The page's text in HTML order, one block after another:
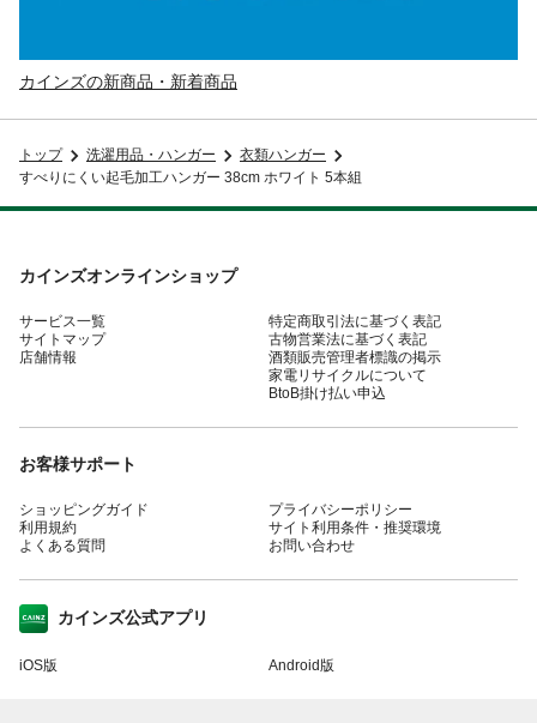
カインズの新商品・新着商品
トップ 洗濯用品・ハンガー
衣類ハンガー
すべりにくい起毛加工ハンガー 38cm ホワイト 5本組
カインズオンラインショップ
サービス一覧
サイトマップ
店舗情報
特定商取引法に基づく表記
古物営業法に基づく表記
酒類販売管理者標識の掲示
家電リサイクルについて
BtoB掛け払い申込
お客様サポート
ショッピングガイド
利用規約
よくある質問
プライバシーポリシー
サイト利用条件・推奨環境
お問い合わせ
カインズ公式アプリ
iOS版 Android版